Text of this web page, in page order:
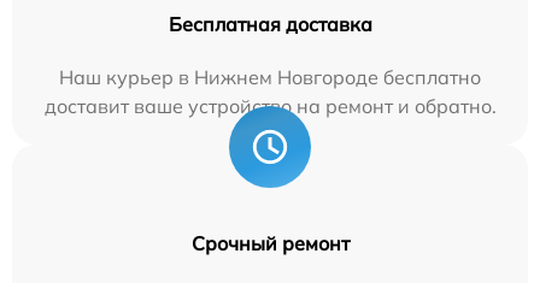
Бесплатная доставка
Наш курьер в Нижнем Новгороде бесплатно
доставит ваше устройство на ремонт и обратно.
Срочный ремонт